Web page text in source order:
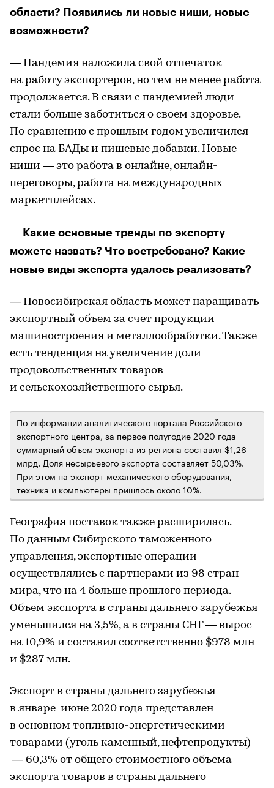
области? Появились ли новые ниши, новые
возможности?
— Пандемия наложила свой отпечаток
на работу экспортеров, но тем не менее работа
продолжается. В связи с пандемией люди
стали больше заботиться о своем здоровье.
По сравнению с прошлым годом увеличился
спрос на БАДы и пищевые добавки. Новые
ниши — это работа в онлайне, онлайн-
переговоры, работа на международных
маркетплейсах.
— Какие основные тренды по экспорту
можете назвать? Что востребовано? Какие
новые виды экспорта удалось реализовать?
— Новосибирская область может наращивать
экспортный объем за счет продукции
машиностроения и металлообработки. Также
есть тенденция на увеличение доли
продовольственных товаров
и сельскохозяйственного сырья.
По информации аналитического портала Российского
экспортного центра, за первое полугодие 2020 года
суммарный объем экспорта из региона составил $1,26
млрд. Доля несырьевого экспорта составляет 50,03%.
При этом на экспорт механического оборудования,
техника и компьютеры пришлось около 10%.
География поставок также расширилась.
По данным Сибирского таможенного
управления, экспортные операции
осуществлялись с партнерами из 98 стран
мира, что на 4 больше прошлого периода.
Объем экспорта в страны дальнего зарубежья
уменьшился на 3,5%, а в страны СНГ — вырос
на 10,9% и составил соответственно $978 млн
и $287 млн.
Экспорт в страны дальнего зарубежья
в январе-июне 2020 года представлен
в основном топливно-энергетическими
товарами (уголь каменный, нефтепродукты)
— 60,3% от общего стоимостного объема
экспорта товаров в страны дальнего